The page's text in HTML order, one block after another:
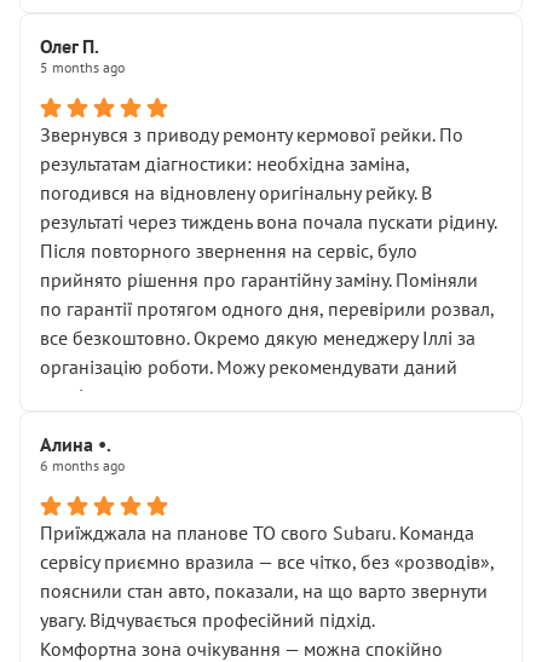
Олег П.
5 months ago
Звернувся з приводу ремонту кермової рейки. По
результатам діагностики: необхідна заміна,
погодився на відновлену оригінальну рейку. В
результаті через тиждень вона почала пускати рідину.
Після повторного звернення на сервіс, було
прийнято рішення про гарантійну заміну. Поміняли
по гарантії протягом одного дня, перевірили розвал,
все безкоштовно. Окремо дякую менеджеру Іллі за
організацію роботи. Можу рекомендувати даний
сервіс.
Алина •.
6 months ago
Приїжджала на планове ТО свого Subaru. Команда
сервісу приємно вразила — все чітко, без «розводів»,
пояснили стан авто, показали, на що варто звернути
увагу. Відчувається професійний підхід.
Комфортна зона очікування — можна спокійно